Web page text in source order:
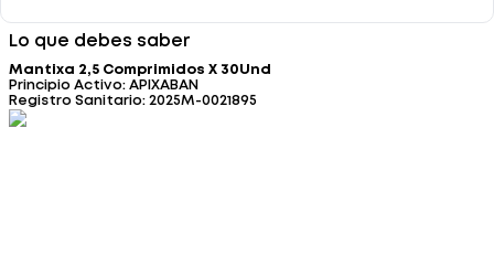
Lo que debes saber
Mantixa 2,5 Comprimidos X 30Und
Principio Activo: APIXABAN
Registro Sanitario: 2025M-0021895